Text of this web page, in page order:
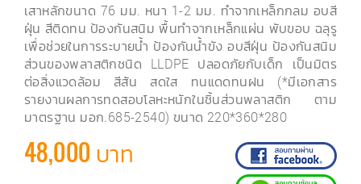
เสาหลักขนาด 76 มม. หนา 1-2 มม. ทำจากเหล็กกลม อบสี
ฝุ่น สีติดทน ป้องกันสนิม พื้นทำจากเหล็กแผ่น พับขอบ ฉลุรู
เพื่อช่วยในการระบายน้ำ ป้องกันน้ำขัง อบสีฝุ่น ป้องกันสนิม
ส่วนของพลาสติกชนิด LLDPE ปลอดภัยกับเด็ก เป็นมิตร
ต่อสิ่งแวดล้อม สีสัน สดใส ทนแดดทนฝน (*มีเอกสาร
รายงานผลการทดสอบโลหะหนักในชิ้นส่วนพลาสติก ตาม
มาตรฐาน มอก.685-2540) ขนาด 220*360*280
48,000 บาท